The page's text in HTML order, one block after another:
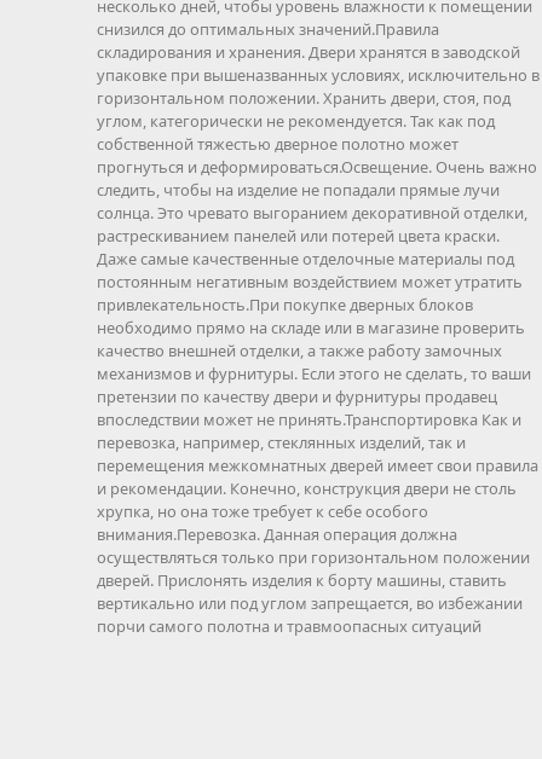
несколько дней, чтобы уровень влажности к помещении
снизился до оптимальных значений.Правила
складирования и хранения. Двери хранятся в заводской
упаковке при вышеназванных условиях, исключительно в
горизонтальном положении. Хранить двери, стоя, под
углом, категорически не рекомендуется. Так как под
собственной тяжестью дверное полотно может
прогнуться и деформироваться.Освещение. Очень важно
следить, чтобы на изделие не попадали прямые лучи
солнца. Это чревато выгоранием декоративной отделки,
растрескиванием панелей или потерей цвета краски.
Даже самые качественные отделочные материалы под
постоянным негативным воздействием может утратить
привлекательность.При покупке дверных блоков
необходимо прямо на складе или в магазине проверить
качество внешней отделки, а также работу замочных
механизмов и фурнитуры. Если этого не сделать, то ваши
претензии по качеству двери и фурнитуры продавец
впоследствии может не принять.Транспортировка Как и
перевозка, например, стеклянных изделий, так и
перемещения межкомнатных дверей имеет свои правила
и рекомендации. Конечно, конструкция двери не столь
хрупка, но она тоже требует к себе особого
внимания.Перевозка. Данная операция должна
осуществляться только при горизонтальном положении
дверей. Прислонять изделия к борту машины, ставить
вертикально или под углом запрещается, во избежании
порчи самого полотна и травмоопасных ситуаций